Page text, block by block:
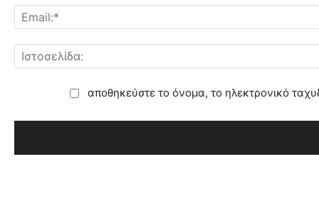
αποθηκεύστε το όνομα, το ηλεκτρονικό